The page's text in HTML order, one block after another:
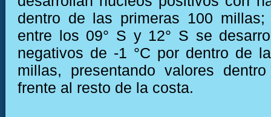
dentro de las primeras 100 millas;
entre los 09° S y 12° S se
negativos de -1 °C por dentro de
millas, presentando valores
frente al resto de la costa.